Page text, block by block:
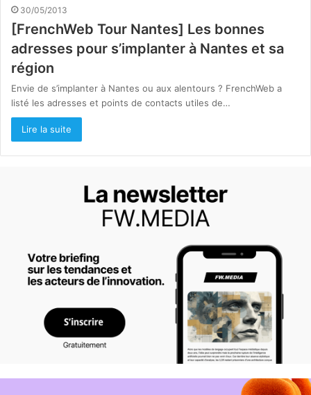
30/05/2013
[FrenchWeb Tour Nantes] Les bonnes
adresses pour s’implanter à Nantes et sa
région
Envie de s’implanter à Nantes ou aux alentours ? FrenchWeb a
listé les adresses et points de contacts utiles de…
Lire la suite